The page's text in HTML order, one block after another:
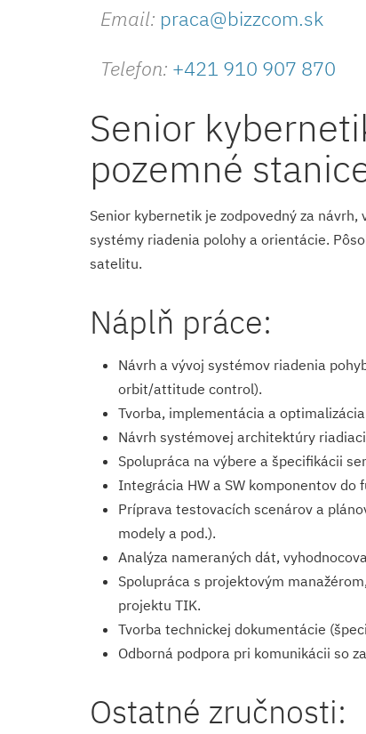
Email: praca@bizzcom.sk
Telefon: +421 910 907 870
Senior
pozemné
Senior kybernetik je zodpovedný za
systémy riadenia polohy a orientácie.
satelitu.
Náplň práce:
Návrh a vývoj systémov riadenia
orbit/attitude control).
Tvorba, implementácia a
Návrh systémovej architektúry
Spolupráca na výbere a špecifikácii
Integrácia HW a SW komponentov
Príprava testovacích scenárov a
modely a pod.).
Analýza nameraných dát,
Spolupráca s projektovým
projektu TIK.
Tvorba technickej dokumentácie
Odborná podpora pri komunikácii so
Ostatné zručnosti: